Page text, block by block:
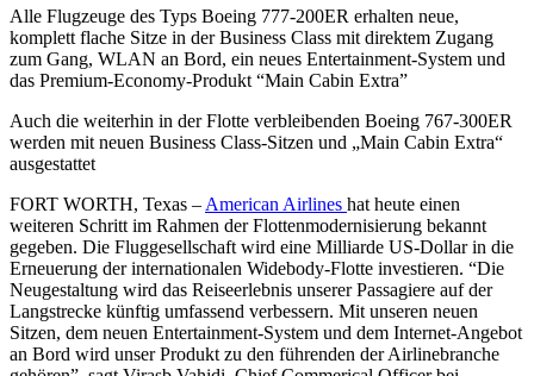
Alle Flugzeuge des Typs Boeing 777-200ER erhalten neue,
komplett flache Sitze in der Business Class mit direktem Zugang
zum Gang, WLAN an Bord, ein neues Entertainment-System und
das Premium-Economy-Produkt “Main Cabin Extra”
Auch die weiterhin in der Flotte verbleibenden Boeing 767-300ER
werden mit neuen Business Class-Sitzen und „Main Cabin Extra“
ausgestattet
FORT WORTH, Texas – American Airlines hat heute einen
weiteren Schritt im Rahmen der Flottenmodernisierung bekannt
gegeben. Die Fluggesellschaft wird eine Milliarde US-Dollar in die
Erneuerung der internationalen Widebody-Flotte investieren. “Die
Neugestaltung wird das Reiseerlebnis unserer Passagiere auf der
Langstrecke künftig umfassend verbessern. Mit unseren neuen
Sitzen, dem neuen Entertainment-System und dem Internet-Angebot
an Bord wird unser Produkt zu den führenden der Airlinebranche